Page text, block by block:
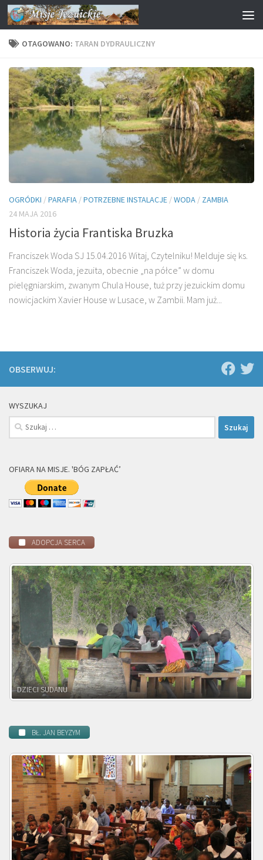
Przejdź do treści
OTAGOWANO: TARAN DYDRAULICZNY
OGRÓDKI /PARAFIA /POTRZEBNE INSTALACJE /WODA / ZAMBIA
24 MAJA 2016
Historia życia Frantiska Bruzka
Franciszek Woda SJ 15.04.2016 Witaj, Czytelniku! Melduje się ks.
Franciszek Woda, jezuita, obecnie „na półce” w domu
pielęgniarskim, zwanym Chula House, tuż przy jezuickim domu
nowicjackim Xavier House w Lusace, w Zambii. Mam już...
OBSERWUJ:
WYSZUKAJ
Szukaj:
OFIARA NA MISJE. 'BÓG ZAPŁAĆ’
ADOPCJA SERCA
DZIECI ZAMBII
BŁ. JAN BEYZYM